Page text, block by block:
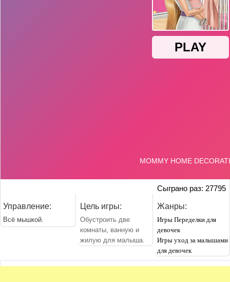
Сыграно раз: 27795
Управление:
Всё мышкой.
Цель игры:
Обустроить две
комнаты, ванную и
жилую для малыша.
Жанры:
Игры Переделки для
девочек
Игры уход за малышами
для девочек